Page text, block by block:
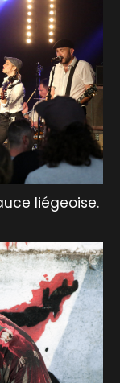
liégeoise.